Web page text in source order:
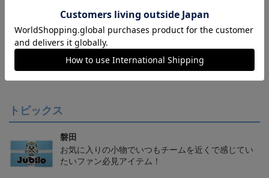
【S～4XL】2026/27ユニ
フォーム オーセンティッ
21,450円～25,950円
【S～4XL】2026/27ユニ
フォーム オーセンティッ
21,450円～25,950円
【S～4XL】2026/27ユニ
フォーム オーセンティッ
クモデル:FP2nd
21,450円～25,950円
トピックス
磐田
お気に入りの小物でいつもチームを近くで感じてい
たいファン必見アイテム！